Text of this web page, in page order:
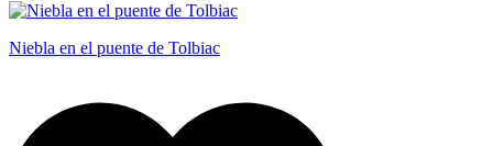
Niebla en el puente de Tolbiac